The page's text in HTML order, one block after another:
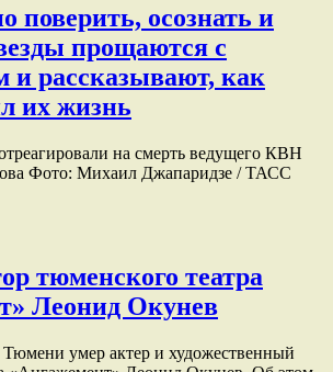
поверить, осознать и
прощаются с
рассказывают, как
их жизнь
на смерть ведущего КВН
Фото: Михаил Джапаридзе / ТАСС
тюменского театра
Леонид Окунев
умер актер и художественный